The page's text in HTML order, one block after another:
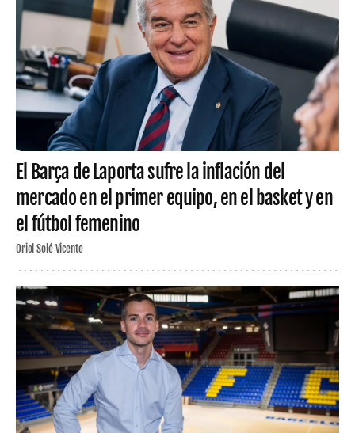
El Barça de Laporta sufre la inflación del
mercado en el primer equipo, en el basket y en
el fútbol femenino
Oriol Solé Vicente